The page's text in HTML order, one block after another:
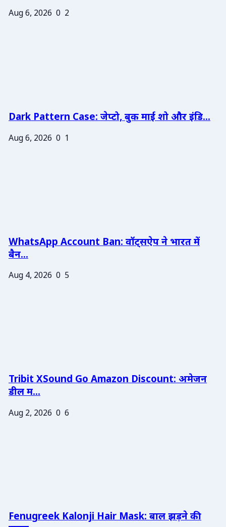
Aug 6, 2026 0 2
Dark Pattern Case: जेप्टो, बुक माई शो और इंडि...
Aug 6, 2026 0 1
WhatsApp Account Ban: वॉट्सऐप ने भारत में
बैन...
Aug 4, 2026 0 5
Tribit XSound Go Amazon Discount: अमेजन
डील म...
Aug 2, 2026 0 6
Fenugreek Kalonji Hair Mask: बाल झड़ने की